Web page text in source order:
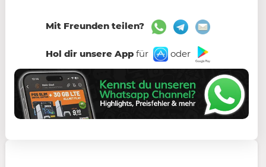
Mit Freunden teilen?
Hol dir unsere Appfür oder